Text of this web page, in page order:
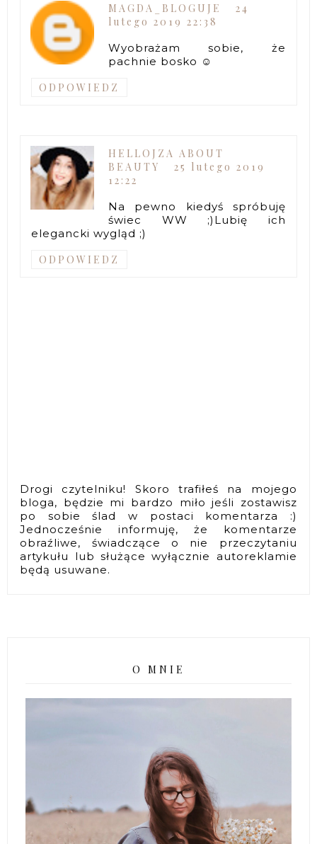
MAGDA_BLOGUJE
24
lutego 2019 22:38
Wyobrażam sobie, że
pachnie bosko ☺
ODPOWIEDZ
HELLOJZA ABOUT
BEAUTY
25 lutego 2019
12:22
Na pewno kiedyś spróbuję
świec WW ;)Lubię ich
elegancki wygląd ;)
ODPOWIEDZ
Drogi czytelniku! Skoro trafiłeś na mojego
bloga, będzie mi bardzo miło jeśli zostawisz
po sobie ślad w postaci komentarza :)
Jednocześnie informuję, że komentarze
obraźliwe, świadczące o nie przeczytaniu
artykułu lub służące wyłącznie autoreklamie
będą usuwane.
O MNIE